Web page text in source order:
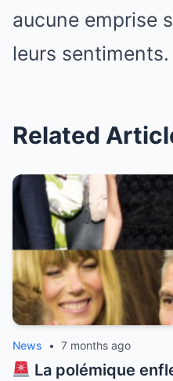
aucune emprise
leurs sentiments.
Related
News • 7 months ago
La polémique